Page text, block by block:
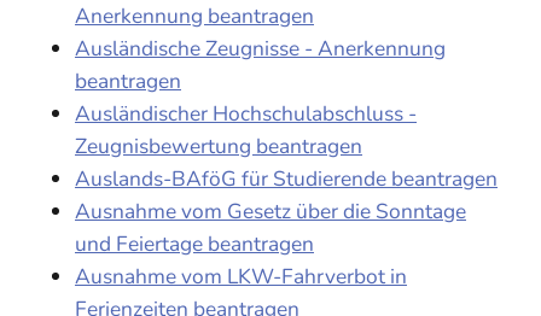
Anerkennung beantragen
Ausländische Zeugnisse - Anerkennung
beantragen
Ausländischer Hochschulabschluss -
Zeugnisbewertung beantragen
Auslands-BAföG für Studierende beantragen
Ausnahme vom Gesetz über die Sonntage
und Feiertage beantragen
Ausnahme vom LKW-Fahrverbot in
Ferienzeiten beantragen